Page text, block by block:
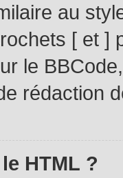
au
[ et ]
le
rédaction
HTML ?